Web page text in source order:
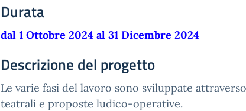
Durata
dal 1 Ottobre 2024 al 31 Dicembre 2024
Descrizione del progetto
Le varie fasi del lavoro sono sviluppate
teatrali e proposte ludico-operative.